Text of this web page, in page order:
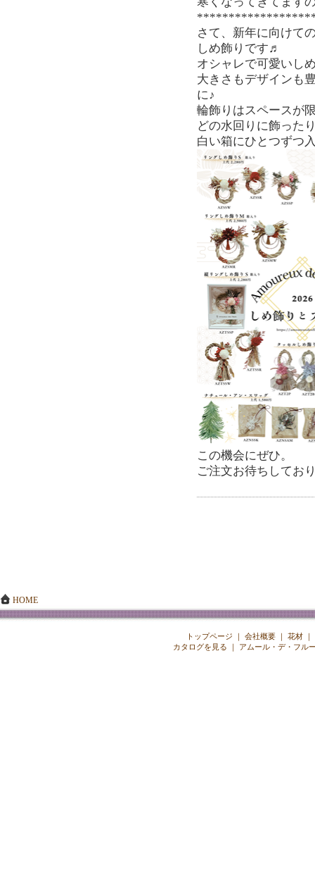
さて、新年に向けて
しめ飾りです♬
オシャレで可愛いし
大きさもデザインも
に♪
輪飾りはスペースが
どの水回りに飾った
白い箱にひとつずつ
この機会にぜひ。
ご注文お待ちしてお
HOME
トップページ ｜ 会社概要 ｜ 花材 ｜
カタログを見る ｜ アムール・デ・フル